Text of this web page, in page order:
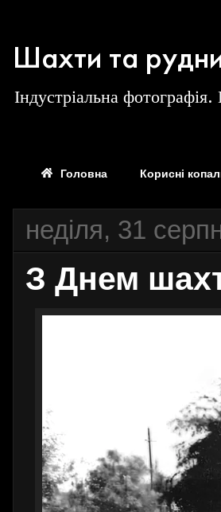
Шахти та
Індустріальна
Головна Корисні
неділя, 31
З Днем